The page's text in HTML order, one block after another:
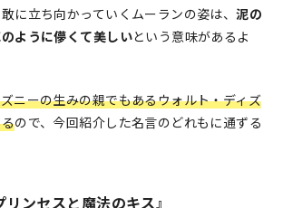
に立ち向かっていくムーランの姿は、泥の
ように儚くて美しいという意味があるよ
ニーの生みの親でもあるウォルト・ディズ
ので、今回紹介した名言のどれもに通ずる
ンセスと魔法のキス』